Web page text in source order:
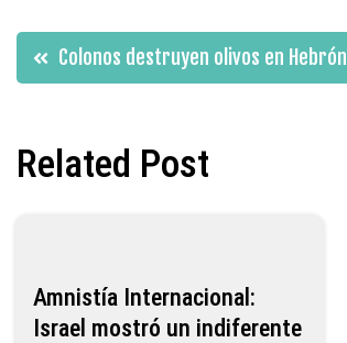
Navegación
entradas
Colonos destruyen olivos en Hebrón
Related Post
Amnistía Internacional:
Israel mostró un indiferente